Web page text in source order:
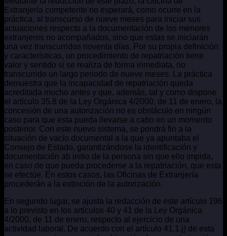
Extranjería competente no esperará, como ocurre en la
práctica, al transcurso de nueve meses para iniciar sus
actuaciones respecto a la documentación de los menores
extranjeros no acompañados, sino que estas se iniciarán
una vez transcurridos noventa días. Por su propia definición
y características, un procedimiento de repatriación tiene
valor y sentido si se realiza de forma inmediata, no
transcurrido un largo periodo de nueve meses. La práctica
demuestra que la incapacidad de repatriación queda
acreditada mucho antes y que, además, tal y como dispone
el artículo 35.8 de la Ley Orgánica 4/2000, de 11 de enero, la
concesión de una autorización no es obstáculo en ningún
caso para que esta pueda llevarse a cabo en un momento
posterior. Con este nuevo sistema, se pondrá fin a la
situación de vacío documental a la que ya apuntaba el
Consejo de Estado, garantizándose la identificación y
documentación ab initio de la persona sin que ello impida,
en caso de que pueda procederse a la repatriación, que esta
se efectúe. En estos casos, las Oficinas de Extranjería
procederán a la extinción de la autorización.
En segundo lugar, se ajusta la redacción de este artículo 196
a lo previsto en los artículos 40 y 41 de la Ley Orgánica
4/2000, de 11 de enero, respecto al ejercicio de una
actividad laboral. De acuerdo con el artículo 41.1.j) de esta